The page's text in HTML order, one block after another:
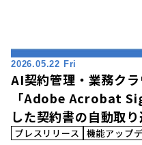
2026.05.22 Fri
AI契約管理・業務ク
「Adobe Acrobat
した契約書の自動取
契約管理と電子帳簿
プレスリリース
機能アップ